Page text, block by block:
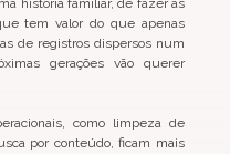
história familiar, de fazer as
tem valor do que apenas
gerações vão querer
como limpeza de
por conteúdo, ficam mais